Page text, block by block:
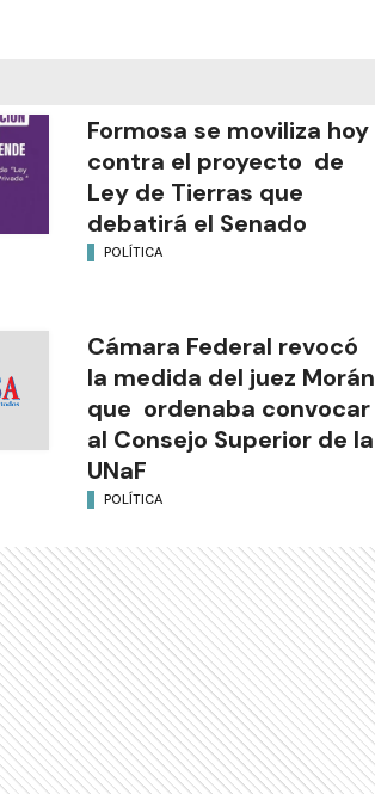
Formosa se moviliza hoy
contra el proyecto de
Ley de Tierras que
debatirá el Senado
POLÍTICA
Cámara Federal revocó
la medida del juez Morán
que ordenaba convocar
al Consejo Superior de la
UNaF
POLÍTICA